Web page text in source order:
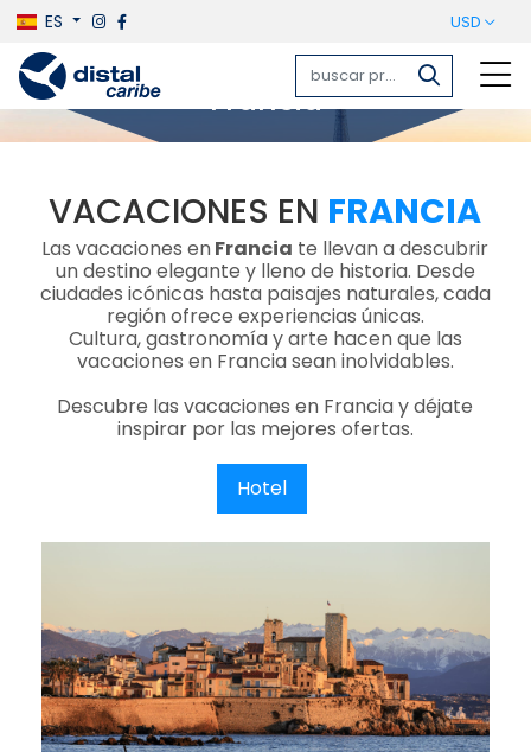
ES USD
Francia
VACACIONES EN FRANCIA
Las vacaciones enFrancia te llevan a descubrir
un destino elegante y lleno de historia. Desde
ciudades icónicas hasta paisajes naturales, cada
región ofrece experiencias únicas.
Cultura, gastronomía y arte hacen que las
vacaciones en Francia sean inolvidables.
Descubre las vacaciones en Francia y déjate
inspirar por las mejores ofertas.
Hotel